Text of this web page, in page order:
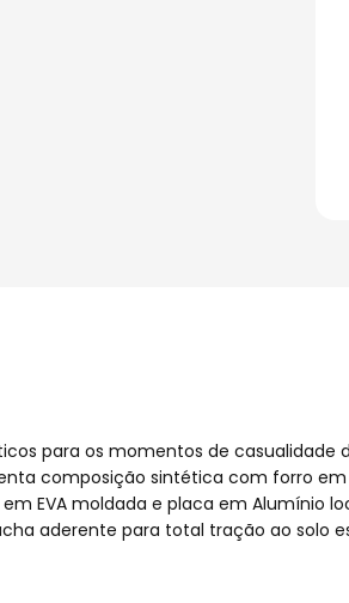
para os momentos de
composição sintética com forro
EVA moldada e placa em Alumínio
aderente para total tração ao solo